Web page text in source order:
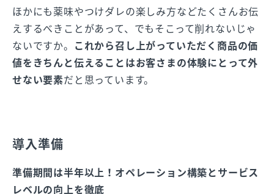
ほかにも薬味やつけダレの楽しみ方などたくさんお伝
えするべきことがあって、でもそこって削れないじゃ
ないですか。 これから召し上がっていただく商品の価
値をきちんと伝えることはお客さまの体験にとって外
せない要素だと思っています。
導入準備
準備期間は半年以上！オペレーション構築とサービス
レベルの向上を徹底